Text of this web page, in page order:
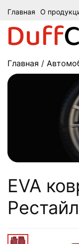
Главная О
Главная /
EVA